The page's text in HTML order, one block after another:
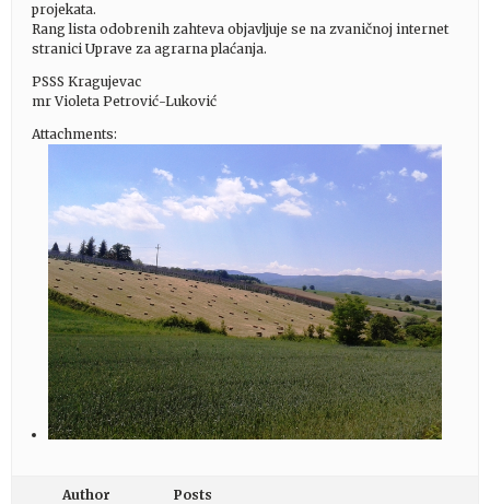
projekata.
Rang lista odobrenih zahteva objavljuje se na zvaničnoj internet
stranici Uprave za agrarna plaćanja.
PSSS Kragujevac
mr Violeta Petrović-Luković
Attachments:
Author Posts